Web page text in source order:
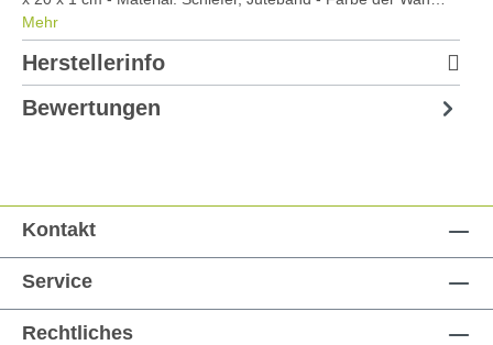
Mehr
Herstellerinfo
Bewertungen
Kontakt
Service
Rechtliches